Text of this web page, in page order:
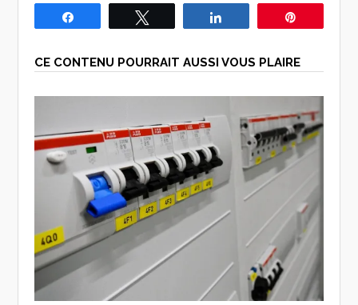
CE CONTENU POURRAIT AUSSI VOUS PLAIRE